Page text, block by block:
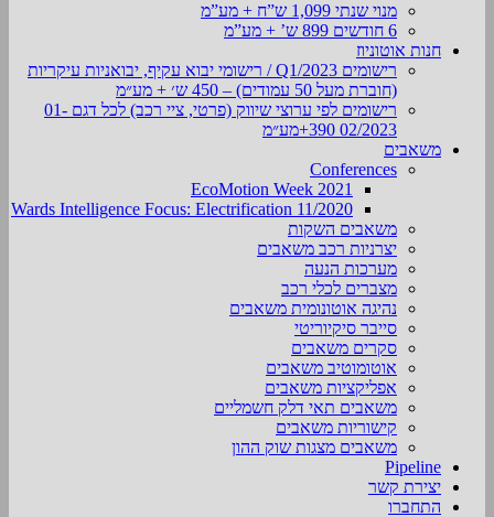
מנוי שנתי 1,099 ש”ח + מע”מ
6 חודשים 899 ש’ + מע”מ
חנות אוטוניוז
רישומים Q1/2023 / רישומי יבוא עקיף, יבואניות עיקריות
(חוברת מעל 50 עמודים) – 450 ש׳ + מע״מ
רישומים לפי ערוצי שיווק (פרטי, ציי רכב) לכל דגם 01-
02/2023 390+מע״מ
משאבים
Conferences
EcoMotion Week 2021
Wards Intelligence Focus: Electrification 11/2020
משאבים השקות
יצרניות רכב משאבים
מערכות הנעה
מצברים לכלי רכב
נהיגה אוטונומית משאבים
סייבר סיקיוריטי
סקרים משאבים
אוטומוטיב משאבים
אפליקציות משאבים
משאבים תאי דלק חשמליים
קישוריות משאבים
משאבים מצגות שוק ההון
Pipeline
יצירת קשר
התחברו